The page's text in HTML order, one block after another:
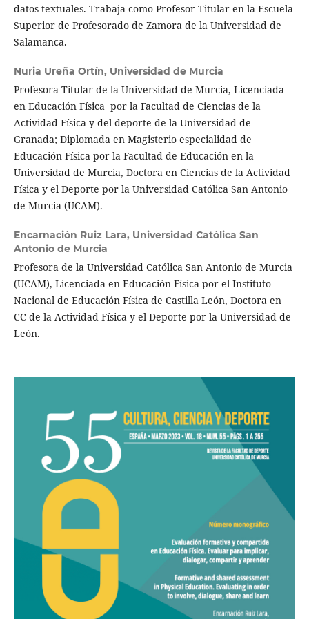
datos textuales. Trabaja como Profesor Titular en la Escuela
Superior de Profesorado de Zamora de la Universidad de
Salamanca.
Nuria Ureña Ortín, Universidad de Murcia
Profesora Titular de la Universidad de Murcia, Licenciada
en Educación Física por la Facultad de Ciencias de la
Actividad Física y del deporte de la Universidad de
Granada; Diplomada en Magisterio especialidad de
Educación Física por la Facultad de Educación en la
Universidad de Murcia, Doctora en Ciencias de la Actividad
Física y el Deporte por la Universidad Católica San Antonio
de Murcia (UCAM).
Encarnación Ruiz Lara, Universidad Católica San
Antonio de Murcia
Profesora de la Universidad Católica San Antonio de Murcia
(UCAM), Licenciada en Educación Física por el Instituto
Nacional de Educación Física de Castilla León, Doctora en
CC de la Actividad Física y el Deporte por la Universidad de
León.